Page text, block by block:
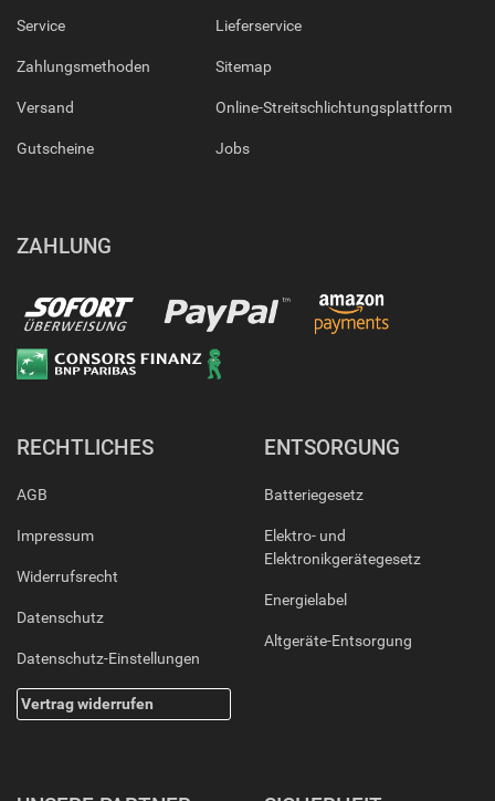
Service
Zahlungsmethoden
Versand
Gutscheine
Lieferservice
Sitemap
Online-Streitschlichtungsplattform
Jobs
ZAHLUNG
RECHTLICHES
AGB
Impressum
Widerrufsrecht
Datenschutz
Datenschutz-Einstellungen
Vertrag widerrufen
ENTSORGUNG
Batteriegesetz
Elektro- und
Elektronikgerätegesetz
Energielabel
Altgeräte-Entsorgung